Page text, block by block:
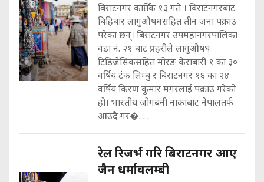
बिराटनगर कार्तिक १३ गते । बिराटनगरबाट
बिहिबार लागुऔषधसहित तीन जना पक्राउ
परेका छन्। बिराटनगर उपमहानगरपालिका
वडा नं. २१ बाट प्रहरीले लागुऔषध
टिडिजेसिकसहित मोरङ केराबारी १ का ३०
वर्षिय टंक लिम्बु र बिराटनगर १६ का २४
वर्षिय किरण कुमार मगरलाई पक्राउ गरेको
हो। भारतीय जोगबनी नाकाबाट नेपालतर्फ
आउदै गर�. . .
रेल रिजर्भ गरि बिराटनगर आए
जैन धर्मावलम्बी